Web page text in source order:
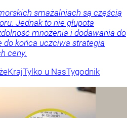
smażalniach są częścią
Jednak to nie głupota
mnożenia i dodawania do
do końca uczciwa strategia
ceny.
KrajTylko u NasTygodnik